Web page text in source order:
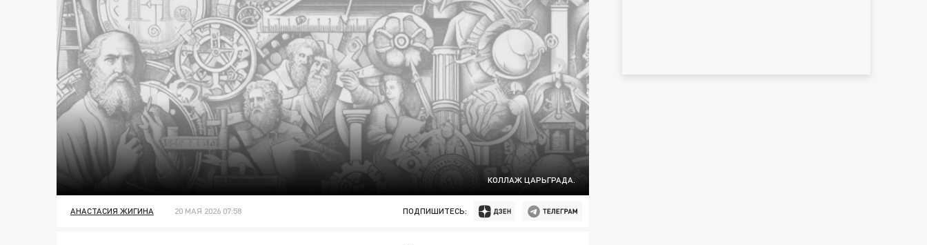
КОЛЛАЖ ЦАРЬГРАДА.
АНАСТАСИЯ ЖИГИНА 20 МАЯ 2026 07:58 ПОДПИШИТЕСЬ: